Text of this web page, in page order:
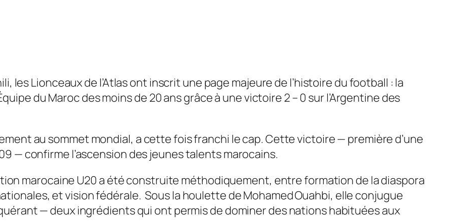
les Lionceaux de l’Atlas ont inscrit une page majeure de l’histoire du football : la
du Maroc des moins de 20 ans grâce à une victoire 2 – 0 sur l’Argentine des
au sommet mondial, a cette fois franchi le cap. Cette victoire — première d’une
— confirme l’ascension des jeunes talents marocains.
marocaine U20 a été construite méthodiquement, entre formation de la diaspora
et vision fédérale. Sous la houlette de Mohamed Ouahbi, elle conjugue
— deux ingrédients qui ont permis de dominer des nations habituées aux